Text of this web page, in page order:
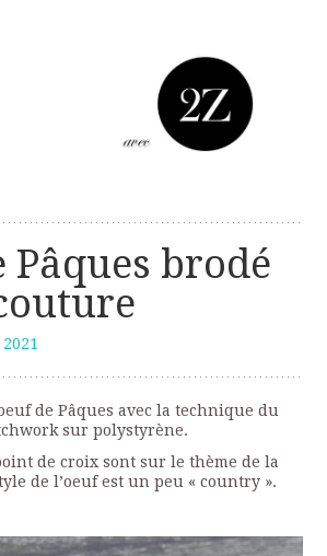
z
Pâques brodé
de Pâques avec la technique du
sur polystyrène.
de croix sont sur le thème de la
de l’oeuf est un peu « country ».